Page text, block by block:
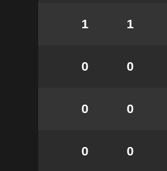
1
1
0
0
0
0
0
0